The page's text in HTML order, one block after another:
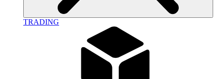
TRADING